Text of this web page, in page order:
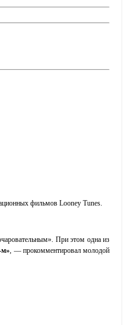
фильмов Looney Tunes.
При этом одна из
м», — прокомментировал молодой